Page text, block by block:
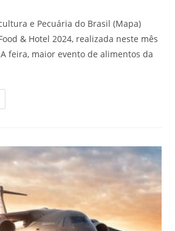
e Pecuária do Brasil (Mapa)
& Hotel 2024, realizada neste mês
feira, maior evento de alimentos da